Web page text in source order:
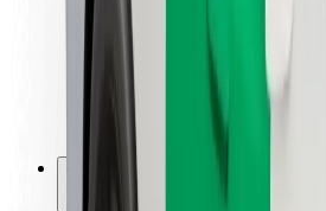
ლოკაციები
ქალაქი უკეთესობისკენ
აეროპორტები
Bolt-ის დასატენი სადგური
მხარდაჭერა